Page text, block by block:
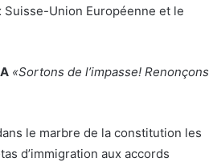
Union Européenne et le
«Sortons de l’impasse! Renonçons
le marbre de la constitution les
d’immigration aux accords